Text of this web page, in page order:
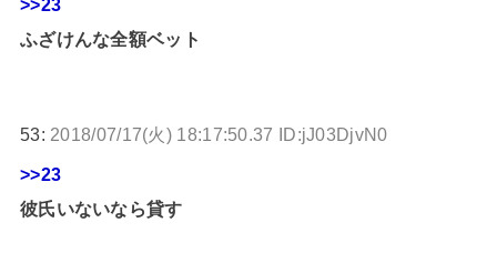
>>23
ふざけんな全額ベット
53: 2018/07/17(火) 18:17:50.37 ID:jJ03DjvN0
>>23
彼氏いないなら貸す